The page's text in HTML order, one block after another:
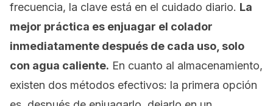
frecuencia, la clave está en el cuidado diario. La
mejor práctica es enjuagar el colador
inmediatamente después de cada uso, solo
con agua caliente. En cuanto al almacenamiento,
existen dos métodos efectivos: la primera opción